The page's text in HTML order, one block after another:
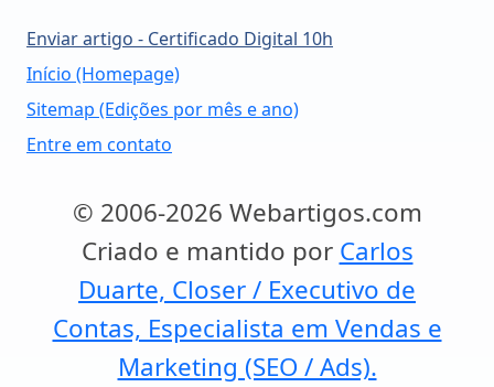
Enviar artigo - Certificado Digital 10h
Início (Homepage)
Sitemap (Edições por mês e ano)
Entre em contato
© 2006-2026 Webartigos.com
Criado e mantido por Carlos
Duarte, Closer / Executivo de
Contas, Especialista em Vendas e
Marketing (SEO / Ads).